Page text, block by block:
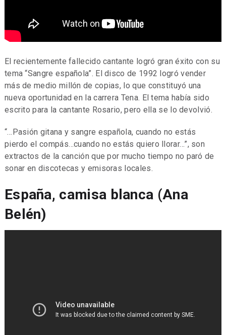
El recientemente fallecido cantante logró gran éxito con su
tema “Sangre española”. El disco de 1992 logró vender
más de medio millón de copias, lo que constituyó una
nueva oportunidad en la carrera Tena. El tema había sido
escrito para la cantante Rosario, pero ella se lo devolvió.
“…Pasión gitana y sangre española, cuando no estás
pierdo el compás…cuando no estás quiero llorar…”, son
extractos de la canción que por mucho tiempo no paró de
sonar en discotecas y emisoras locales.
España, camisa blanca (Ana
Belén)